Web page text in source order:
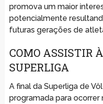
promova um maior
potencialmente
futuras gerações de
COMO ASSISTIR
SUPERLIGA
A final da Superliga de
programada para ocorrer